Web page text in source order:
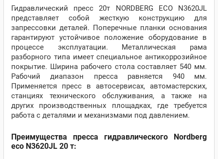
Гидравлический пресс 20т NORDBERG ECO N3620JL
представляет собой жесткую конструкцию для
запрессовки деталей. Поперечные планки основания
гарантируют устойчивое положение оборудование в
процессе эксплуатации. Металлическая рама
разборного типа имеет специальное антикоррозийное
покрытие. Ширина рабочего стола составляет 540 мм.
Рабочий диапазон пресса равняется 940 мм.
Применяется пресс в автосервисах, автомастерских,
станциях технического обслуживания, а также на
других производственных площадках, где требуется
работа с деталями и механизмами под давлением.
Преимущества пресса гидравлического Nordberg
eco N3620JL 20 т: